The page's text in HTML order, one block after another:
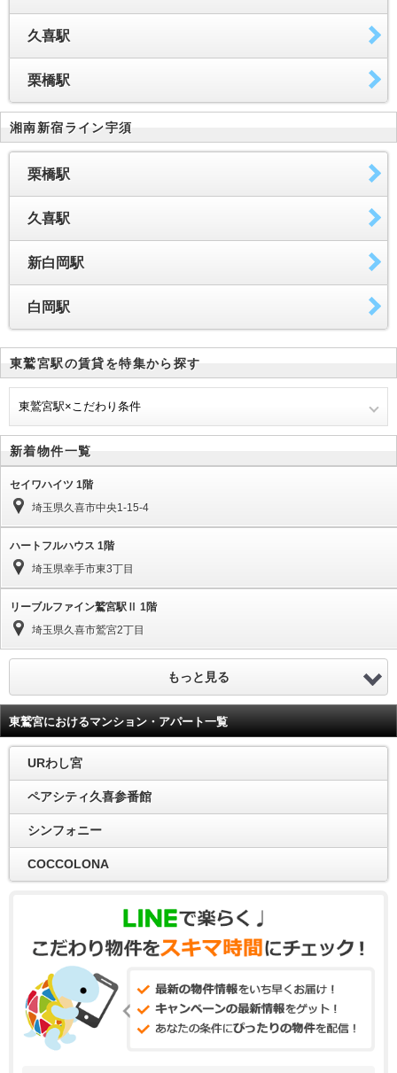
久喜駅
栗橋駅
湘南新宿ライン宇須
栗橋駅
久喜駅
新白岡駅
白岡駅
東鷲宮駅の賃貸を特集から探す
東鷲宮駅×こだわり条件
新着物件一覧
セイワハイツ 1階
埼玉県久喜市中央1-15-4
ハートフルハウス 1階
埼玉県幸手市東3丁目
リーブルファイン鷲宮駅Ⅱ 1階
埼玉県久喜市鷲宮2丁目
もっと見る
東鷲宮におけるマンション・アパート一覧
URわし宮
ペアシティ久喜参番館
シンフォニー
COCCOLONA